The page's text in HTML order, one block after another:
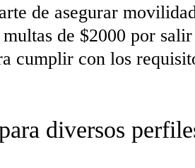
de asegurar
de $2000 por
cumplir con los
diversos